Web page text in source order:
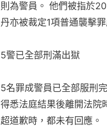
則為警員。 他們被指於
丹亦被裁定1項普通襲擊
5警已全部刑滿出獄
5名罪成警員已全部服刑
得悉法庭結果後離開法院
超道歉時，都未有回應。